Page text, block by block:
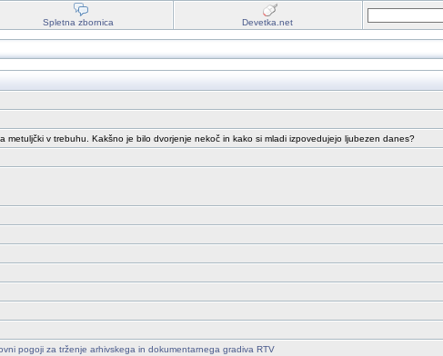
Spletna zbornica Devetka.net
metuljčki v trebuhu. Kakšno je bilo dvorjenje nekoč in kako si mladi izpovedujejo ljubezen danes?
pogoji za trženje arhivskega in dokumentarnega gradiva RTV